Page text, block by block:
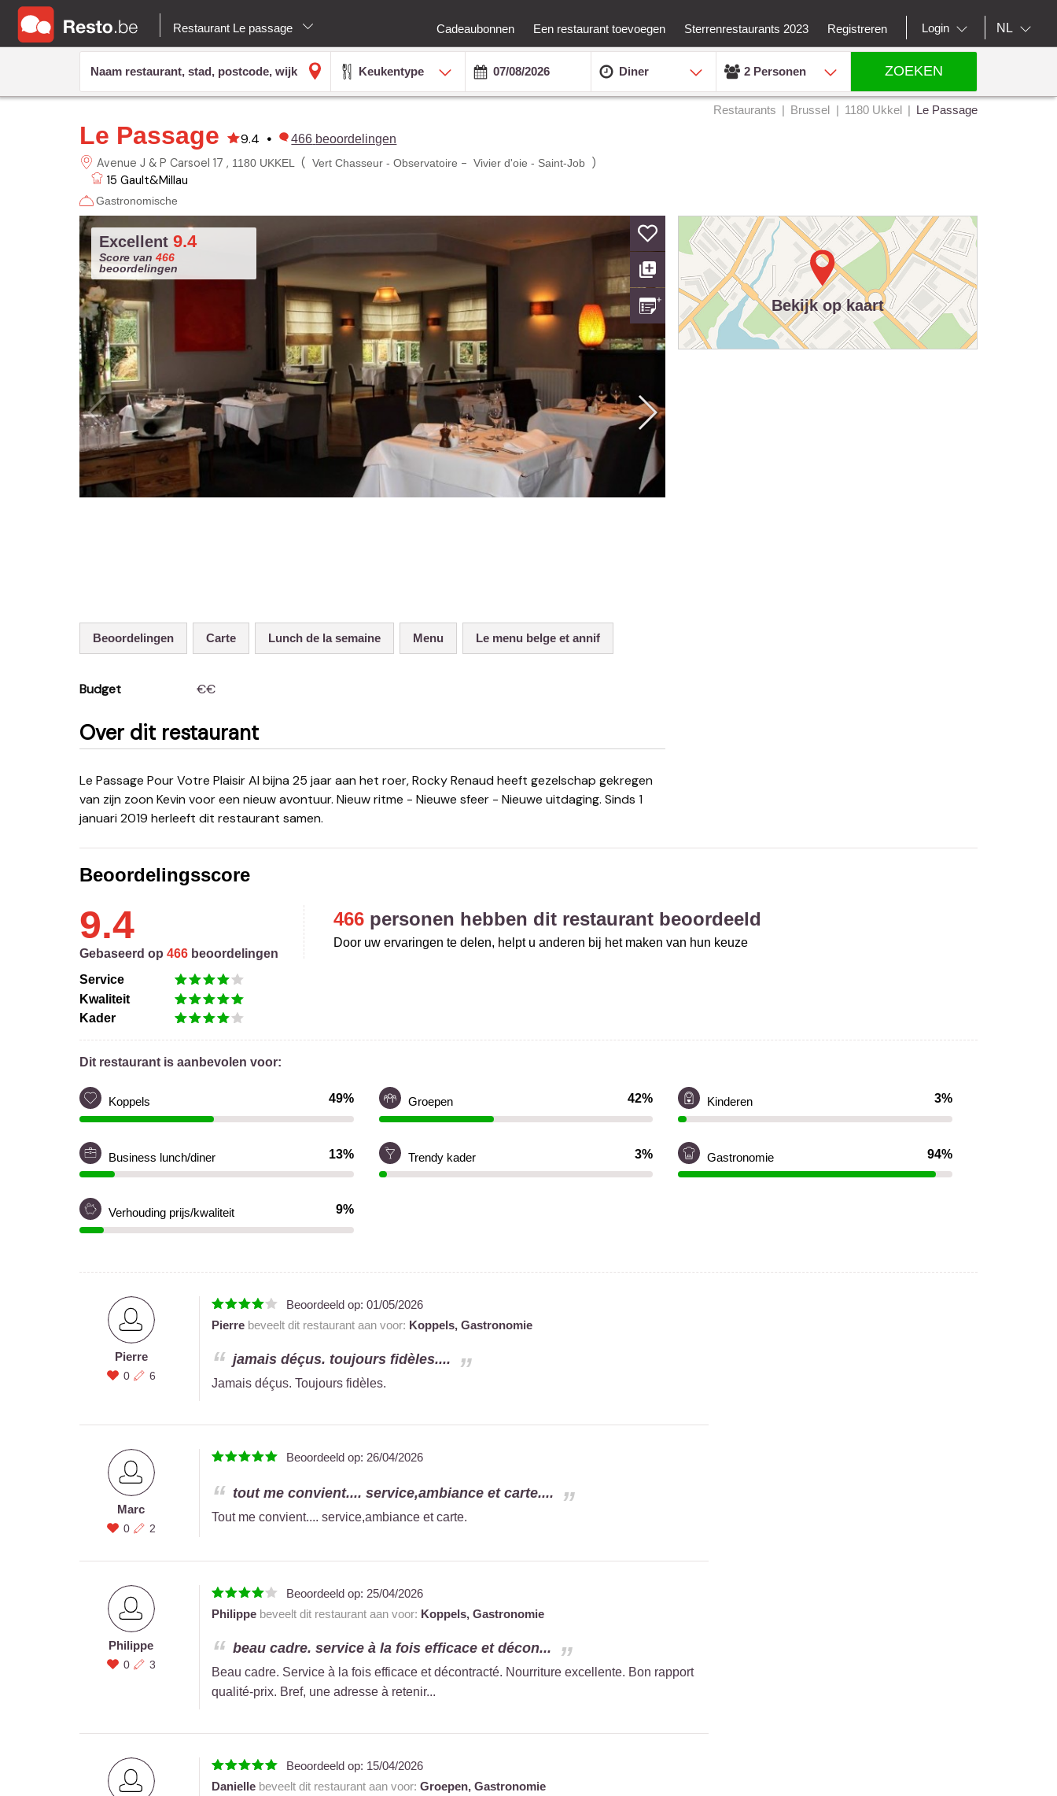
Restaurant Le passage Cadeaubonnen Een restaurant toevoegen Sterrenrestaurants 2023 Registreren Login NL
Keukentype Diner 2 Personen ZOEKEN
Restaurants Brussel 1180 Ukkel Le Passage
Le Passage 9.4 • 466 beoordelingen
Avenue J & P Carsoel 17 1180 UKKEL ( Vert Chasseur - Observatoire - Vivier d'oie - Saint-Job)
15 Gault&Millau
Gastronomische
Excellent 9.4
Score van 466
beoordelingen
Beoordelingen Carte Lunch de la semaine Menu Le menu belge et annif
Budget €€
Over dit restaurant
Le Passage Pour Votre Plaisir Al bijna 25 jaar aan het roer, Rocky Renaud heeft gezelschap gekregen
van zijn zoon Kevin voor een nieuw avontuur. Nieuw ritme - Nieuwe sfeer - Nieuwe uitdaging. Sinds 1
januari 2019 herleeft dit restaurant samen.
Bekijk op kaart
Beoordelingsscore
9.4
Gebaseerd op 466 beoordelingen
Service
Kwaliteit
Kader
466 personen hebben dit restaurant beoordeeld
Door uw ervaringen te delen, helpt u anderen bij het maken van hun keuze
Dit restaurant is aanbevolen voor:
Koppels 49% Groepen 42% Kinderen 3%
Business lunch/diner 13% Trendy kader 3% Gastronomie 94%
Verhouding prijs/kwaliteit 9%
Pierre
0 6
Beoordeeld op: 01/05/2026
Pierrebeveelt dit restaurant aan voor: Koppels, Gastronomie
jamais déçus. toujours fidèles....
Jamais déçus. Toujours fidèles.
Marc
0 2
Beoordeeld op: 26/04/2026
tout me convient.... service,ambiance et carte....
Tout me convient.... service,ambiance et carte.
Philippe
0 3
Beoordeeld op: 25/04/2026
Philippebeveelt dit restaurant aan voor: Koppels, Gastronomie
beau cadre. service à la fois efficace et décon...
Beau cadre. Service à la fois efficace et décontracté. Nourriture excellente. Bon rapport
qualité-prix. Bref, une adresse à retenir...
Beoordeeld op: 15/04/2026
Daniellebeveelt dit restaurant aan voor: Groepen, Gastronomie